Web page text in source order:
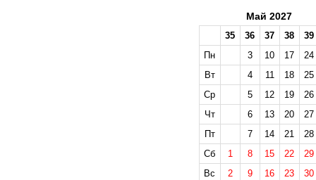
Май 2027
35 36 37 38
39
Пн
3 10 17
24
Вт
4 11 18
25
Ср
5 12 19
26
Чт
6 13 20
27
Пт
7 14 21
28
Сб
1 8 15 22
29
Вс
2 9 16 23 30